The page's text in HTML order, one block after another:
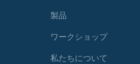
製品
ワークショップ
私たちについて